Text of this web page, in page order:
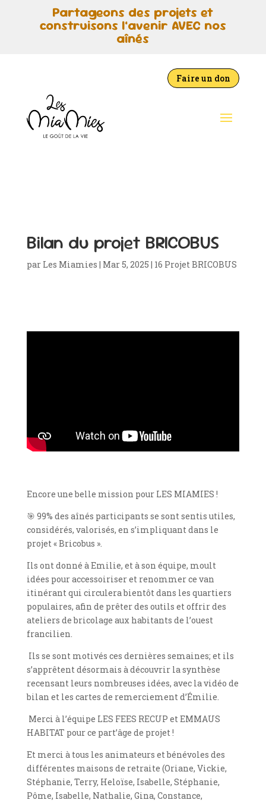
Partageons des projets et
construisons l’avenir AVEC nos
aînés
Faire un don
Bilan du projet BRICOBUS
par Les Miamies | Mar 5, 2025 | 16 Projet BRICOBUS
Encore une belle mission pour LES MIAMIES !
🎯 99% des aînés participants se sont sentis utiles,
considérés, valorisés, en s’impliquant dans le
projet « Bricobus ».
Ils ont donné à Emilie, et à son équipe, moult
idées pour accessoiriser et renommer ce van
itinérant qui circulera bientôt dans les quartiers
populaires, afin de prêter des outils et offrir des
ateliers de bricolage aux habitants de l’ouest
francilien.
Ils se sont motivés ces dernières semaines; et ils
s’apprêtent désormais à découvrir la synthèse
recensant leurs nombreuses idées, avec la vidéo de
bilan et les cartes de remerciement d’Émilie.
Merci à l’équipe LES FEES RECUP et EMMAUS
HABITAT pour ce part’âge de projet !
Et merci à tous les animateurs et bénévoles des
différentes maisons de retraite (Oriane, Vickie,
Stéphanie, Terry, Heloïse, Isabelle, Stéphanie,
Pôme, Isabelle, Nathalie, Gina, Constance,